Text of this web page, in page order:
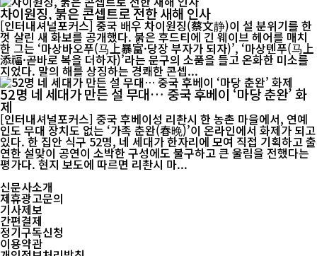
차이원징, 붉은 콘셉트로 전한 새해 인사
[인터내셔널포커스] 중국 배우 차이원징(蔡文静)이 설 분위기를 한
껏 살린 새 화보를 공개했다. 붉은 후드티에 긴 웨이브 헤어를 매치
한 그는 ‘마상바오푸(马上暴富·당장 부자가 되자)’, ‘마상톈푸(马上
添福·곧바로 복을 더하자)’라는 문구의 소품을 들고 온화한 미소를
지었다. 말의 해를 상징하는 경쾌한 콘셉...
52명 네 세대가 만든 설 무대… 중국 후베이 ‘마당 춘완’ 화
제
[인터내셔널포커스] 중국 후베이성 리촨시 한 농촌 마을에서, 연예
인도 무대 장치도 없는 ‘가족 춘완(春晚)’이 온라인에서 화제가 되고
있다. 한 집안 식구 52명, 네 세대가 한자리에 모여 직접 기획하고 출
연한 설맞이 공연이 소박한 구성에도 불구하고 큰 울림을 전했다는
평가다. 현지 보도에 따르면 리촨시 마...
신문사소개
제휴광고문의
기사제보
간편결제
정기구독신청
이용약관